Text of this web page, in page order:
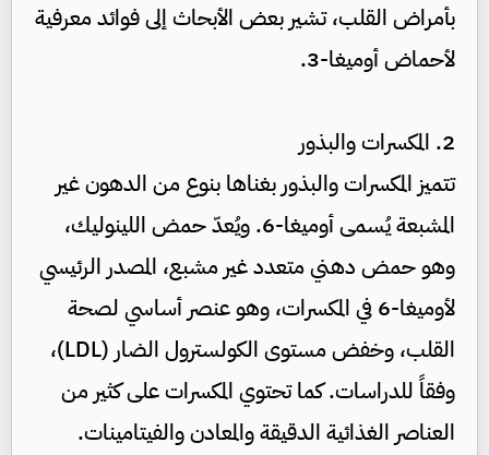
بأمراض القلب، تشير بعض الأبحاث إلى فوائد معرفية
لأحماض أوميغا-3.
2. المكسرات والبذور
تتميز المكسرات والبذور بغناها بنوع من الدهون غير
المشبعة يُسمى أوميغا-6. ويُعدّ حمض اللينوليك،
وهو حمض دهني متعدد غير مشبع، المصدر الرئيسي
لأوميغا-6 في المكسرات، وهو عنصر أساسي لصحة
القلب، وخفض مستوى الكولسترول الضار (LDL)،
وفقاً للدراسات. كما تحتوي المكسرات على كثير من
العناصر الغذائية الدقيقة والمعادن والفيتامينات.